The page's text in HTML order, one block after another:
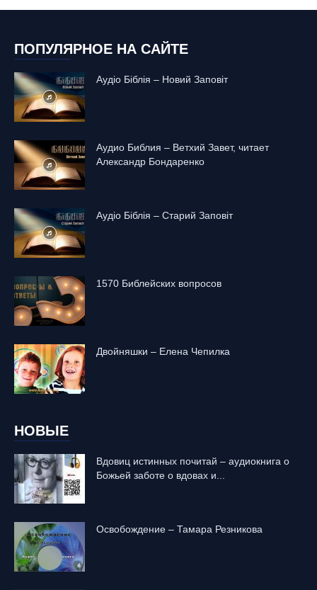
ПОПУЛЯРНОЕ НА САЙТЕ
Аудіо Біблія – Новий Заповіт
Аудио Библия – Ветхий Завет, читает
Александр Бондаренко
Аудіо Біблія – Старий Заповіт
1570 Библейских вопросов
Двойняшки – Елена Чепилка
НОВЫЕ
Вдовиц истинных почитай – аудиокнига о
Божьей заботе о вдовах и...
Освобождение – Тамара Резникова